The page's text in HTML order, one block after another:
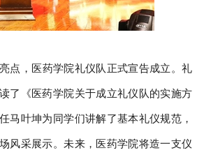
点，医药学院礼仪队正式宣告成立。礼
了《医药学院关于成立礼仪队的实施方
马叶坤为同学们讲解了基本礼仪规范，
风采展示。未来，医药学院将造一支仪